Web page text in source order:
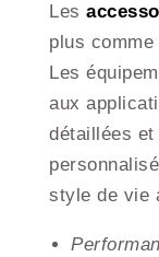
Les
plus
Les
aux
détaillées et
style de vie